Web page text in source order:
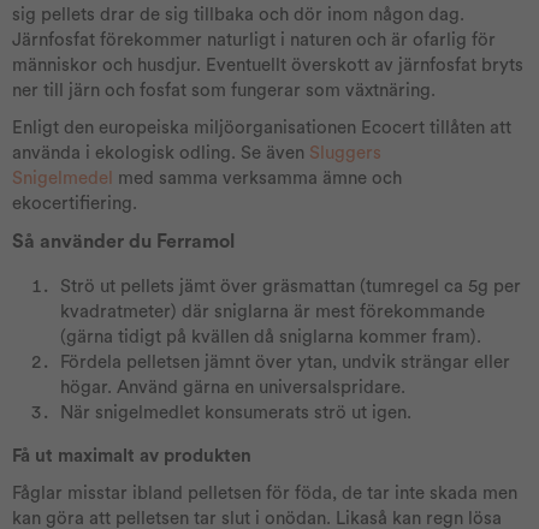
sig pellets drar de sig tillbaka och dör inom någon dag.
Järnfosfat förekommer naturligt i naturen och är ofarlig för
människor och husdjur. Eventuellt överskott av järnfosfat bryts
ner till järn och fosfat som fungerar som växtnäring.
Enligt den europeiska miljöorganisationen Ecocert tillåten att
använda i ekologisk odling. Se även Sluggers
Snigelmedel
med samma verksamma ämne och
ekocertifiering.
Så använder du Ferramol
Strö ut pellets jämt över gräsmattan (tumregel ca 5g per
kvadratmeter) där sniglarna är mest förekommande
(gärna tidigt på kvällen då sniglarna kommer fram).
Fördela pelletsen jämnt över ytan, undvik strängar eller
högar. Använd gärna en universalspridare.
När snigelmedlet konsumerats strö ut igen.
Få ut maximalt av produkten
Fåglar misstar ibland pelletsen för föda, de tar inte skada men
kan göra att pelletsen tar slut i onödan. Likaså kan regn lösa